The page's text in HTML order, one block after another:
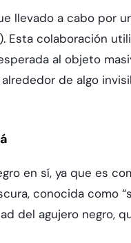
llevado a cabo por
Esta colaboración
al objeto
de algo
en sí, ya que es
conocida como
del agujero negro,